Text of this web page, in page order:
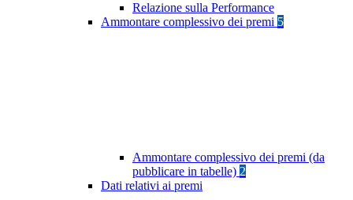
Relazione sulla Performance
Ammontare complessivo dei premi 5
Ammontare complessivo dei premi (da
pubblicare in tabelle) 2
Dati relativi ai premi